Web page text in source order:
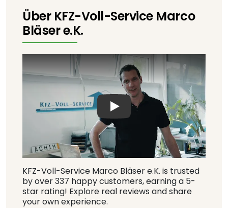
Über KFZ-Voll-Service Marco
Bläser e.K.
Play: Keynote (Google I/O
KFZ-Voll-Service Marco Bläser e.K. is trusted
by over 337 happy customers, earning a 5-
star rating! Explore real reviews and share
your own experience.